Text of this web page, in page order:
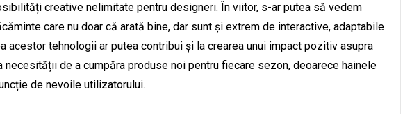
creative nelimitate pentru designeri. În viitor, s-ar putea să vedem
care nu doar că arată bine, dar sunt și extrem de interactive, adaptabile
acestor tehnologii ar putea contribui și la crearea unui impact pozitiv asupra
necesității de a cumpăra produse noi pentru fiecare sezon, deoarece hainele
de nevoile utilizatorului.